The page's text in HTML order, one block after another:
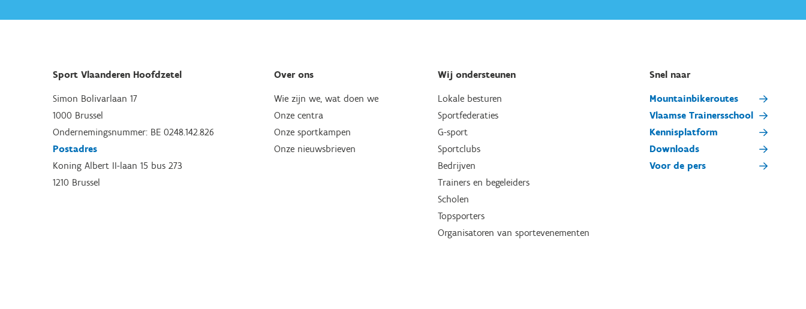
Sport Vlaanderen Hoofdzetel
Simon Bolivarlaan 17
1000 Brussel
Ondernemingsnummer: BE 0248.142.826
Postadres
Koning Albert II-laan 15 bus 273
1210 Brussel
Over ons
Wie zijn we, wat doen we
Onze centra
Onze sportkampen
Onze nieuwsbrieven
Wij ondersteunen
Lokale besturen
Sportfederaties
G-sport
Sportclubs
Bedrijven
Trainers en begeleiders
Scholen
Topsporters
Organisatoren van sportevenementen
Snel naar
Mountainbikeroutes
Vlaamse Trainersschool
Kennisplatform
Downloads
Voor de pers